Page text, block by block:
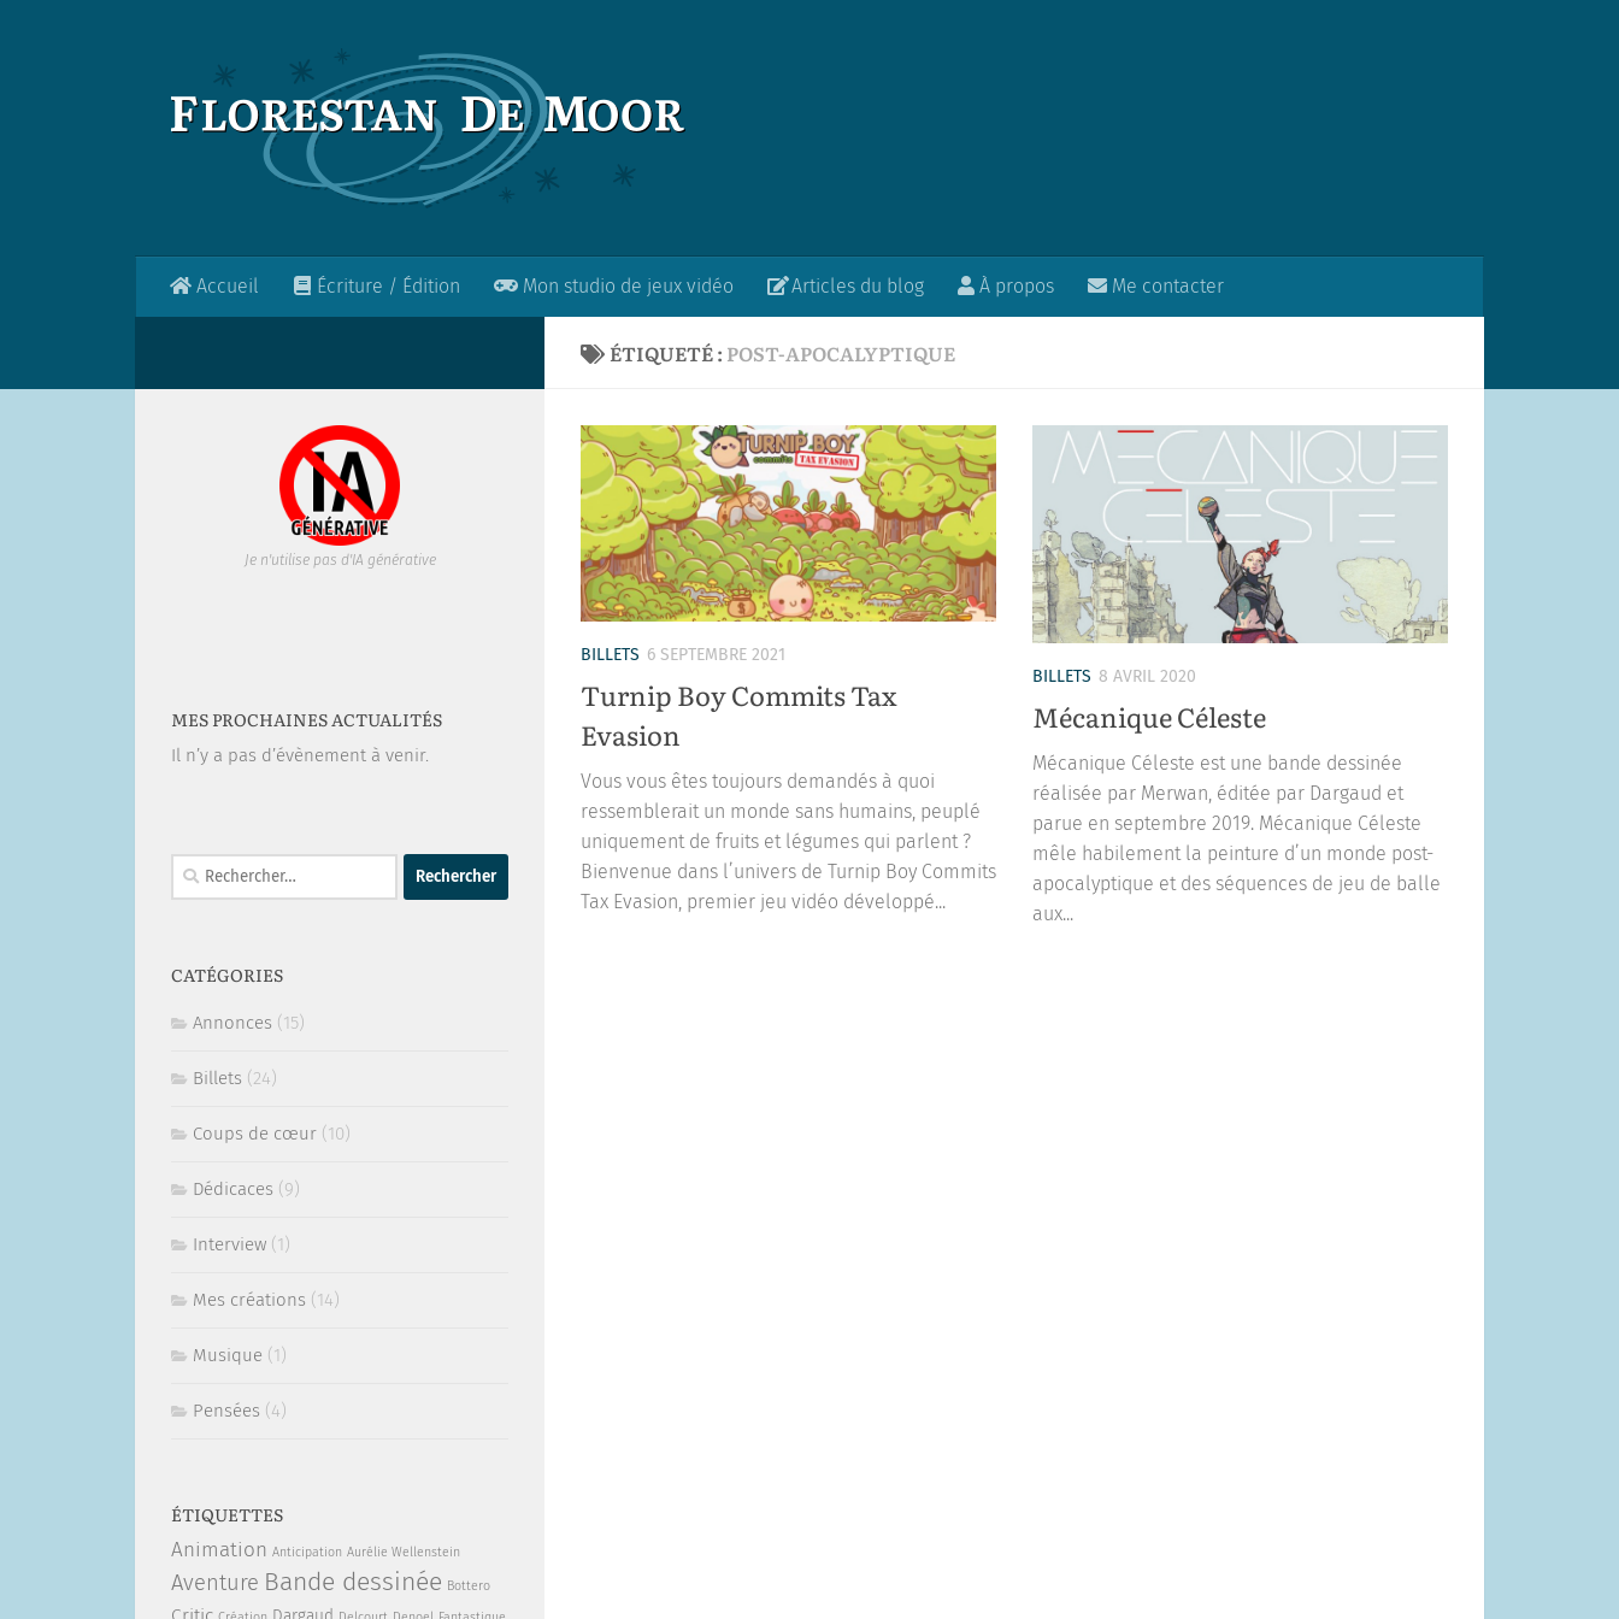
Accueil Écriture / Édition Mon studio de jeux vidéo Articles du blog À propos Me contacter
ÉTIQUETÉ : POST-APOCALYPTIQUE
BILLETS 6 SEPTEMBRE 2021
Turnip Boy Commits Tax
Evasion
Vous vous êtes toujours demandés à quoi
ressemblerait un monde sans humains, peuplé
uniquement de fruits et légumes qui parlent ?
Bienvenue dans l’univers de Turnip Boy Commits
Tax Evasion, premier jeu vidéo développé...
BILLETS 8 AVRIL 2020
Mécanique Céleste
Mécanique Céleste est une bande dessinée
réalisée par Merwan, éditée par Dargaud et
parue en septembre 2019. Mécanique Céleste
mêle habilement la peinture d’un monde post-
apocalyptique et des séquences de jeu de balle
aux...
Je n'utilise pas d'IA générative
MES PROCHAINES ACTUALITÉS
Il n’y a pas d’évènement à venir.
Rechercher :
CATÉGORIES
Annonces (15)
Billets (24)
Coups de cœur (10)
Dédicaces (9)
Interview (1)
Mes créations (14)
Musique (1)
Pensées (4)
ÉTIQUETTES
Animation Anticipation Aurélie Wellenstein
Aventure Bande dessinée Bottero